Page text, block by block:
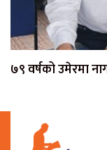
७९ वर्षको उमेरमा